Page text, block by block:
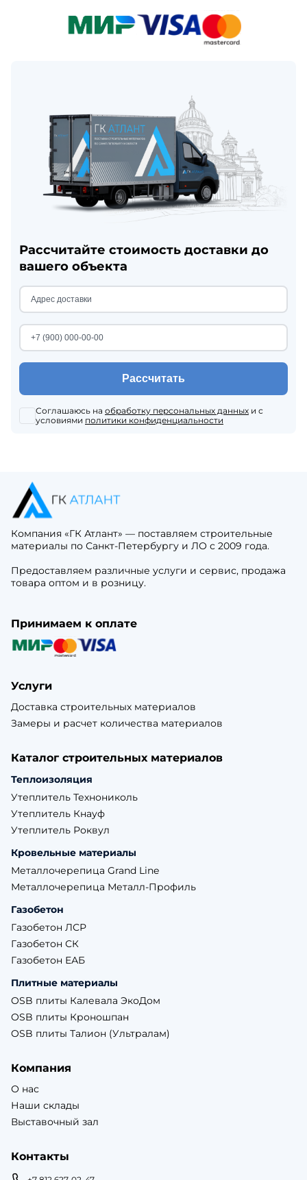
Рассчитайте стоимость доставки до
вашего объекта
Рассчитать
Соглашаюсь на обработку персональных данных и с
условиями политики конфиденциальности
Компания «ГК Атлант» — поставляем строительные
материалы по Санкт-Петербургу и ЛО с 2009 года.
Предоставляем различные услуги и сервис, продажа
товара оптом и в розницу.
Принимаем к оплате
Услуги
Доставка строительных материалов
Замеры и расчет количества материалов
Каталог строительных материалов
Теплоизоляция
Утеплитель Технониколь
Утеплитель Кнауф
Утеплитель Роквул
Кровельные материалы
Металлочерепица Grand Line
Металлочерепица Металл-Профиль
Газобетон
Газобетон ЛСР
Газобетон СК
Газобетон ЕАБ
Плитные материалы
OSB плиты Калевала ЭкоДом
OSB плиты Кроношпан
OSB плиты Талион (Ультралам)
Компания
О нас
Наши склады
Выставочный зал
Контакты